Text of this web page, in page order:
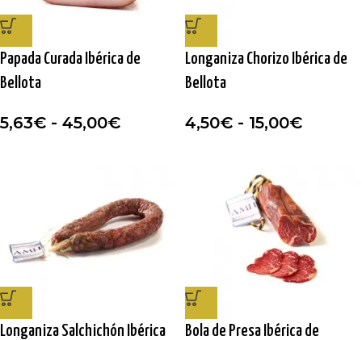
Papada Curada Ibérica de
Bellota
5,63€ - 45,00€
Longaniza Chorizo Ibérica de
Bellota
4,50€ - 15,00€
Longaniza Salchichón Ibérica
Bola de Presa Ibérica de